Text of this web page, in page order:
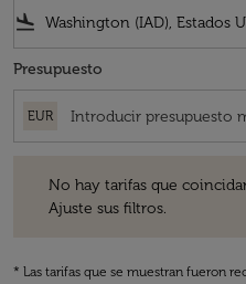
flight_land
Presupuesto
EUR
No hay tarifas que
Ajuste sus filtros.
* Las tarifas que se muestran fueron